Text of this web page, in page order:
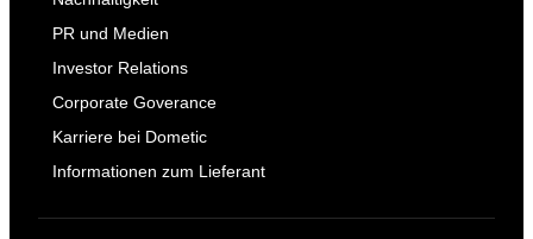
PR und Medien
Investor Relations
Corporate Goverance
Karriere bei Dometic
Informationen zum Lieferant